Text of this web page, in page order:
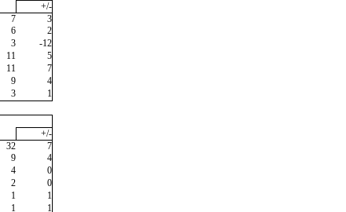
+/-
7
3
6
2
3
-12
11
5
11
7
9
4
3
1
+/-
32
7
9
4
4
0
2
0
1
1
1 1